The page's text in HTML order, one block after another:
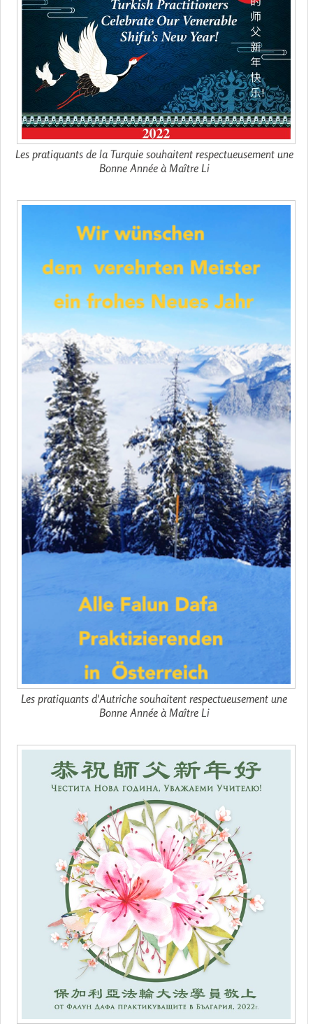
Les pratiquants de la Turquie souhaitent respectueusement une
Bonne Année à Maître Li
Les pratiquants d'Autriche souhaitent respectueusement une
Bonne Année à Maître Li